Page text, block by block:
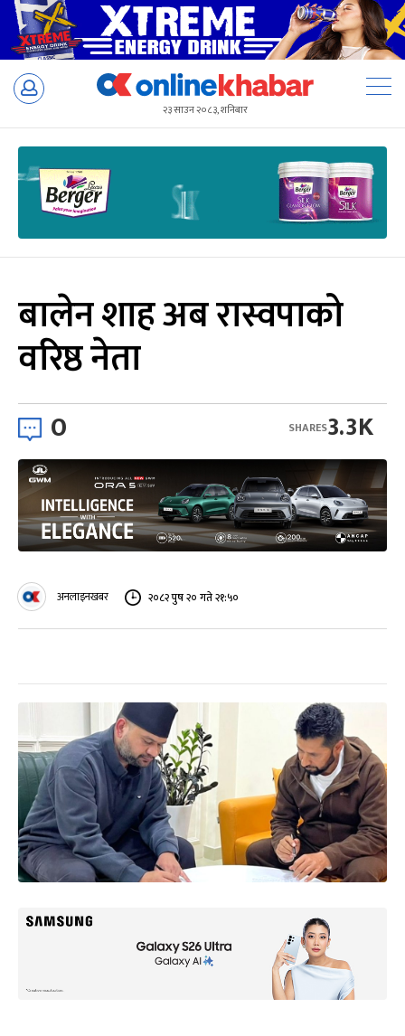
Skip
२३ साउन २०८३, शनिबार
बालेन शाह अब रास्वपाको
वरिष्ठ नेता
0 3.3K
SHARES
अनलाइनखबर २०८२ पुष २० गते २१:५०